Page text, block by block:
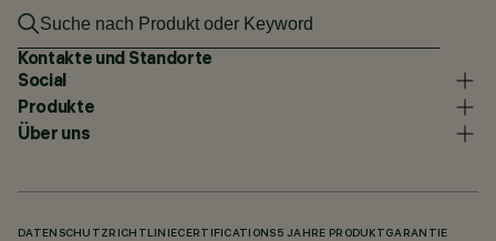
Kontakte und Standorte
Social
Produkte
Über uns
DATENSCHUTZRICHTLINIECERTIFICATIONS 5 JAHRE PRODUKTGARANTIE